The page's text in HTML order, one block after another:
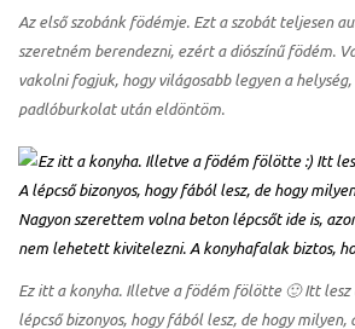
Az első szobánk födémje. Ezt a szobát teljesen
szeretném berendezni, ezért a diószínű födém.
vakolni fogjuk, hogy világosabb legyen a
padlóburkolat után eldöntöm.
Ez itt a konyha. Illetve a födém fölötte 🙂 Itt
lépcső bizonyos, hogy fából lesz, de hogy milyen,